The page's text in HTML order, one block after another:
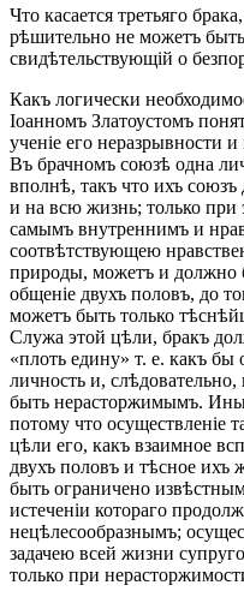
Что касается третьяго
рѣшительно не можетъ
свидѣтельствующій о
Какъ логически
Іоанномъ Златоустомъ
ученіе его неразрывности
Въ брачномъ союзѣ одна
вполнѣ, такъ что ихъ
и на всю жизнь; только при
самымъ внутреннимъ и
соотвѣтствующею
природы, можетъ и должно
общеніе двухъ половъ, до
можетъ быть только
Служа этой цѣли, бракъ
«плоть едину» т. е. какъ
личность и,
быть нерасторжимымъ.
потому что осуществленіе
цѣли его, какъ взаимное
двухъ половъ и тѣсное ихъ
быть ограничено
истеченіи котораго
нецѣлесообразнымъ;
задачею всей жизни
только при